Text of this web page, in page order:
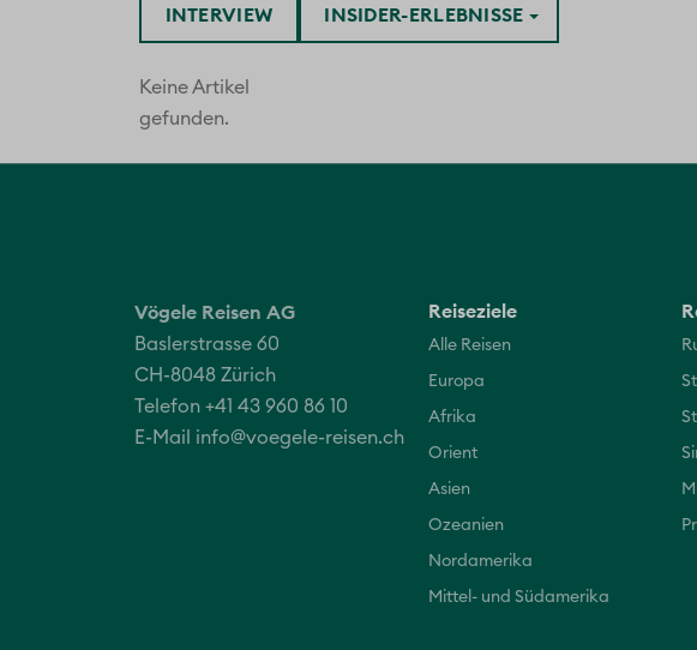
INSIDER-ERLEBNISSE
INTERVIEW
Keine Artikel
gefunden.
Vögele Reisen AG
Baslerstrasse 60
CH-8048 Zürich
Telefon +41 43 960 86 10
E-Mail info@voegele-reisen.ch
Reiseziele
Alle Reisen
Europa
Afrika
Orient
Asien
Ozeanien
Nordamerika
Mittel- und Südamerika